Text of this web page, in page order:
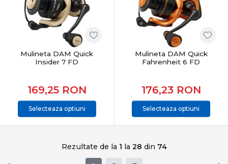
Mulineta DAM Quick
Insider 7 FD
169,25 RON
Selecteaza optiuni
Mulineta DAM Quick
Fahrenheit 6 FD
176,23 RON
Selecteaza optiuni
Rezultate de la 1 la 28 din 74